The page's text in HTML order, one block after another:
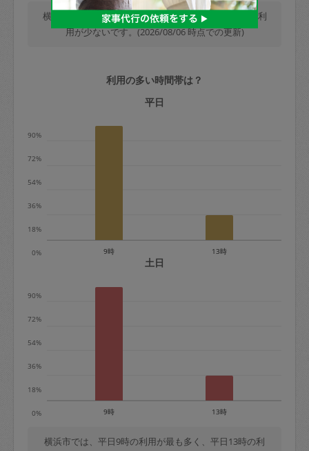
金額の100%＋交通費全額
定期契約をキャンセルする場合、毎週定
期は月2回まで隔週定期は月1回までキャ
※キャンセル料金の設定について：
横浜市では、毎週木曜日の利用が最も多く、日曜日の利
用が少ないです。(2026/08/06 時点での更新)
利用の多い時間帯は？
平日
0%
18%
36%
54%
72%
90%
9時 13時
土日
0%
18%
36%
54%
72%
90%
9時 13時
横浜市では、平日9時の利用が最も多く、平日13時の利